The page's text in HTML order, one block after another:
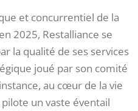
et concurrentiel de la
2025, Restalliance se
la qualité de ses services
joué par son comité
au cœur de la vie
un vaste éventail